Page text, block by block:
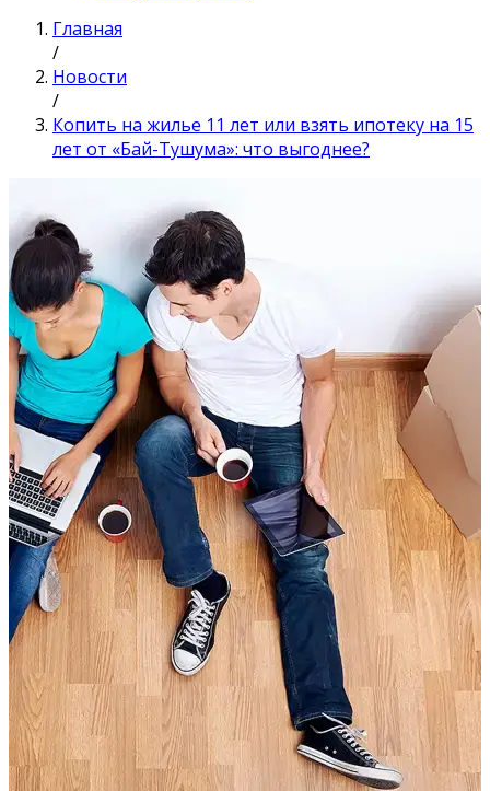
Главная
/
Новости
/
Копить на жилье 11 лет или взять ипотеку на 15
лет от «‎Бай-Тушума»: что выгоднее?